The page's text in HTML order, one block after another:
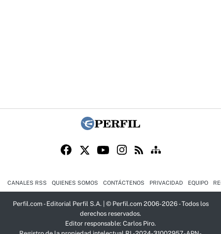
CANALES RSS QUIENES SOMOS CONTÁCTENOS PRIVACIDAD EQUIPO
Perfil.com - Editorial Perfil S.A. | © Perfil.com 2006-2026 - Todos los
derechos reservados.
Editor responsable: Carlos Piro.